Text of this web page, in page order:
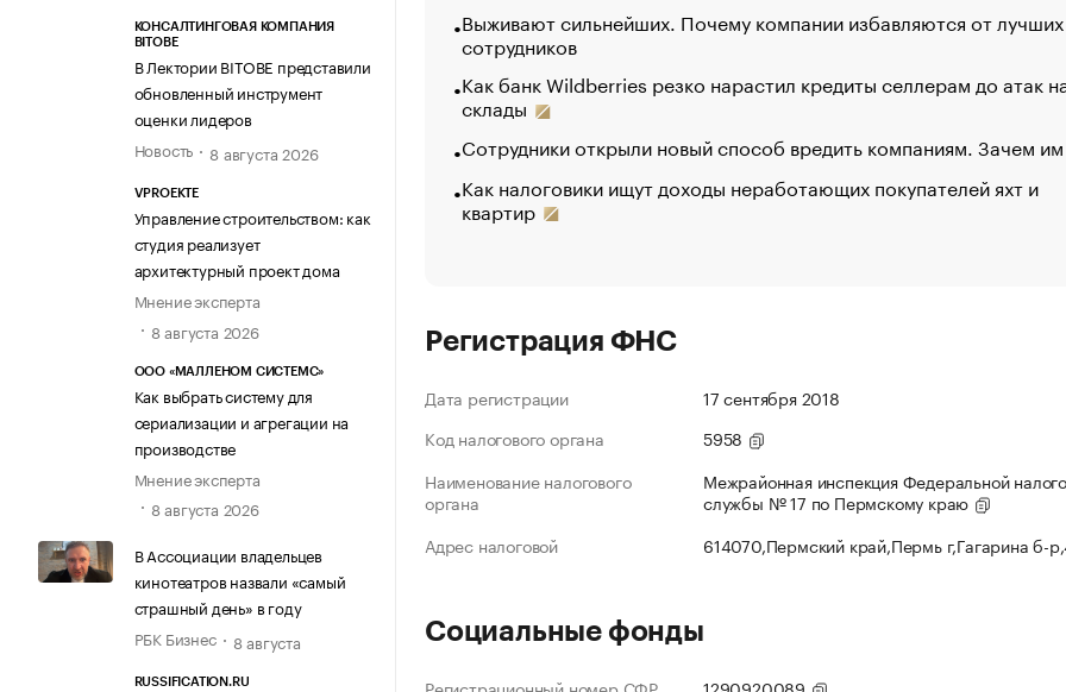
КОНСАЛТИНГОВАЯ КОМПАНИЯ
BITOBE
В Лектории BITOBE представили
обновленный инструмент
оценки лидеров
Новость
8 августа 2026
VPROEKTE
Управление строительством: как
студия реализует
архитектурный проект дома
Мнение эксперта
8 августа 2026
ООО «МАЛЛЕНОМ СИСТЕМС»
Как выбрать систему для
сериализации и агрегации на
производстве
Мнение эксперта
8 августа 2026
В Ассоциации владельцев
кинотеатров назвали «самый
страшный день» в году
РБК Бизнес
8 августа
RUSSIFICATION.RU
Выживают сильнейших. Почему компании избавляются от лучших
сотрудников
Как банк Wildberries резко нарастил кредиты селлерам до атак
склады
Сотрудники открыли новый способ вредить компаниям. Зачем
Как налоговики ищут доходы неработающих покупателей яхт и
квартир
Регистрация ФНС
Дата регистрации
17 сентября 2018
Код налогового органа
5958
Наименование налогового
органа
Межрайонная инспекция Федеральной
службы № 17 по Пермскому краю
Адрес налоговой
614070,Пермский край,Пермь г,Гагарина б-
Социальные фонды